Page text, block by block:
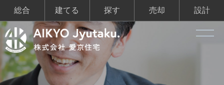
総合 建てる 探す 売却 設計